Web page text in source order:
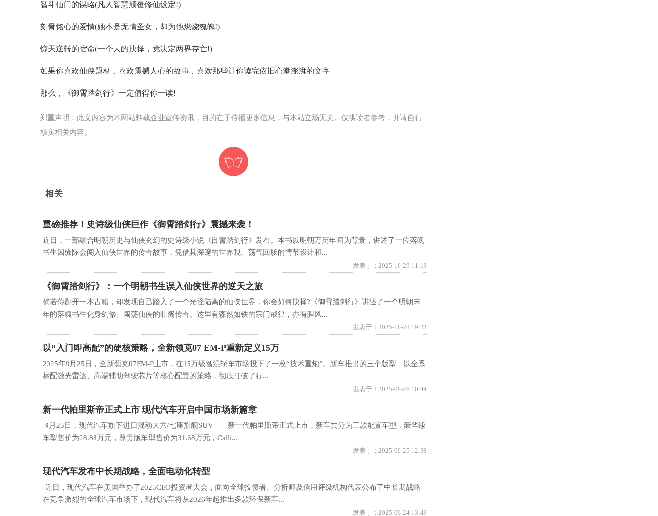
智斗仙门的谋略(凡人智慧颠覆修仙设定!)
刻骨铭心的爱情(她本是无情圣女，却为他燃烧魂魄!)
惊天逆转的宿命(一个人的抉择，竟决定两界存亡!)
如果你喜欢仙侠题材，喜欢震撼人心的故事，喜欢那些让你读完依旧心潮澎湃的文字——
那么，《御霄踏剑行》一定值得你一读!
郑重声明：此文内容为本网站转载企业宣传资讯，目的在于传播更多信息，与本站立场无关。仅供读者参考，并请自行
核实相关内容。
相关
重磅推荐！史诗级仙侠巨作《御霄踏剑行》震撼来袭！
近日，一部融合明朝历史与仙侠玄幻的史诗级小说《御霄踏剑行》发布。本书以明朝万历年间为背景，讲述了一位落魄
书生因缘际会闯入仙侠世界的传奇故事，凭借其深邃的世界观、荡气回肠的情节设计和...
发表于：2025-10-29 11:13
《御霄踏剑行》：一个明朝书生误入仙侠世界的逆天之旅
倘若你翻开一本古籍，却发现自己踏入了一个光怪陆离的仙侠世界，你会如何抉择?《御霄踏剑行》讲述了一个明朝末
年的落魄书生化身剑修、闯荡仙侠的壮阔传奇。这里有森然如铁的宗门戒律，亦有腥风...
发表于：2025-10-28 19:23
以“入门即高配”的硬核策略，全新领克07 EM-P重新定义15万
级智混轿车门
2025年9月25日，全新领克07EM-P上市，在15万级智混轿车市场投下了一枚“技术重炮”。新车推出的三个版型，以全系
标配激光雷达、高端辅助驾驶芯片等核心配置的策略，彻底打破了行...
发表于：2025-09-26 10:44
新一代帕里斯帝正式上市 现代汽车开启中国市场新篇章
-9月25日，现代汽车旗下进口混动大六/七座旗舰SUV——新一代帕里斯帝正式上市，新车共分为三款配置车型，豪华版
车型售价为28.88万元，尊贵版车型售价为31.68万元，Calli...
发表于：2025-09-25 12:38
现代汽车发布中长期战略，全面电动化转型
-近日，现代汽车在美国举办了2025CEO投资者大会，面向全球投资者、分析师及信用评级机构代表公布了中长期战略-
在竞争激烈的全球汽车市场下，现代汽车将从2026年起推出多款环保新车...
发表于：2025-09-24 13:43